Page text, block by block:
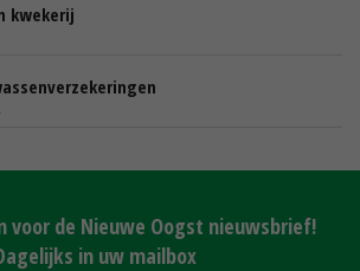
kwekerij
voor de Nieuwe Oogst nieuwsbrief!
in uw mailbox